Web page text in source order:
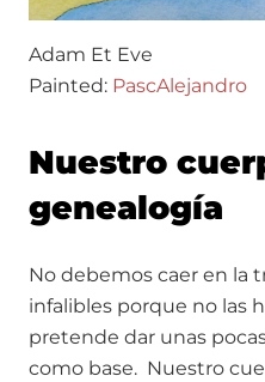
Adam Et Eve
Painted: PascAlejandro
Nuestro
genealogía
No debemos caer en la
infalibles porque no las
pretende dar unas
como base. Nuestro